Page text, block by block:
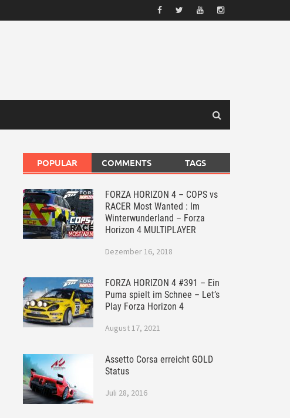
POPULAR COMMENTS TAGS
FORZA HORIZON 4 – COPS vs
RACER Most Wanted : Im
Winterwunderland – Forza
Horizon 4 MULTIPLAYER
Dezember 16, 2018
FORZA HORIZON 4 #391 – Ein
Puma spielt im Schnee – Let’s
Play Forza Horizon 4
August 17, 2021
Assetto Corsa erreicht GOLD
Status
Juli 28, 2016